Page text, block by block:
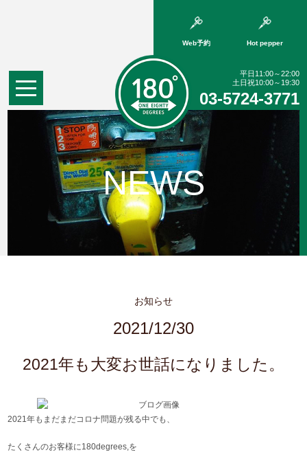
Web予約 Hot pepper
平日11:00～22:00
土日祝10:00～19:30
03-5724-3771
NEWS
お知らせ
2021/12/30
2021年も大変お世話になりました。
2021年もまだまだコロナ問題が残る中でも、
たくさんのお客様に180degrees,を